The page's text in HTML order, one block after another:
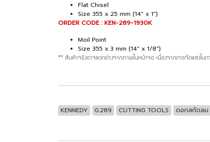
Flat Chisel
Size 355 x 25 mm (14" x 1")
ORDER CODE : KEN-289-1930K
Moil Point
Size 355 x 3 mm (14" x 1/8")
** สินค้าจริงอาจแตกต่างจากภาพในหน้าจอ เนื่องจากการจัดแสงใ
KENNEDY G.289 CUTTING TOOLS ดอกสกัดลม